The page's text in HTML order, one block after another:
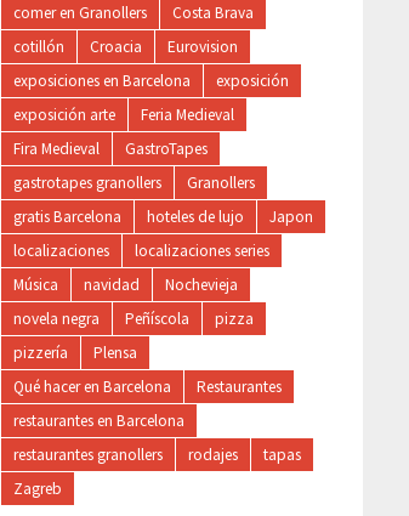
comer en Granollers
Costa Brava
cotillón
Croacia
Eurovision
exposiciones en Barcelona
exposición
exposición arte
Feria Medieval
Fira Medieval
GastroTapes
gastrotapes granollers
Granollers
gratis Barcelona
hoteles de lujo
Japon
localizaciones
localizaciones series
Música
navidad
Nochevieja
novela negra
Peñíscola
pizza
pizzería
Plensa
Qué hacer en Barcelona
Restaurantes
restaurantes en Barcelona
restaurantes granollers
rodajes
tapas
Zagreb